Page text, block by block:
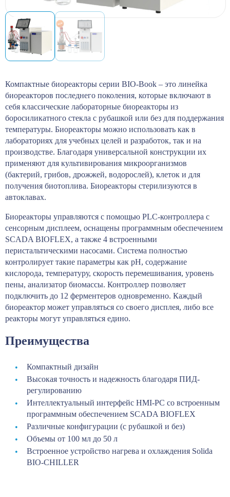
Компактные биореакторы серии BIO-Book – это линейка
биореакторов последнего поколения, которые включают в
себя классические лабораторные биореакторы из
боросиликатного стекла с рубашкой или без для поддержания
температуры. Биореакторы можно использовать как в
лабораториях для учебных целей и разработок, так и на
производстве. Благодаря универсальной конструкции их
применяют для культивирования микроорганизмов
(бактерий, грибов, дрожжей, водорослей), клеток и для
получения биотоплива. Биореакторы стерилизуются в
автоклавах.
Биореакторы управляются с помощью PLC-контроллера с
сенсорным дисплеем, оснащены программным обеспечением
SCADA BIOFLEX, а также 4 встроенными
перистальтическими насосами. Система полностью
контролирует такие параметры как рН, содержание
кислорода, температуру, скорость перемешивания, уровень
пены, анализатор биомассы. Контроллер позволяет
подключить до 12 ферментеров одновременно. Каждый
биореактор может управляться со своего дисплея, либо все
реакторы могут управляться едино.
Преимущества
Компактный дизайн
Высокая точность и надежность благодаря ПИД-
регулированию
Интеллектуальный интерфейс HMI-PC со встроенным
программным обеспечением SCADA BIOFLEX
Различные конфигурации (с рубашкой и без)
Объемы от 100 мл до 50 л
Встроенное устройство нагрева и охлаждения Solida
BIO-CHILLER